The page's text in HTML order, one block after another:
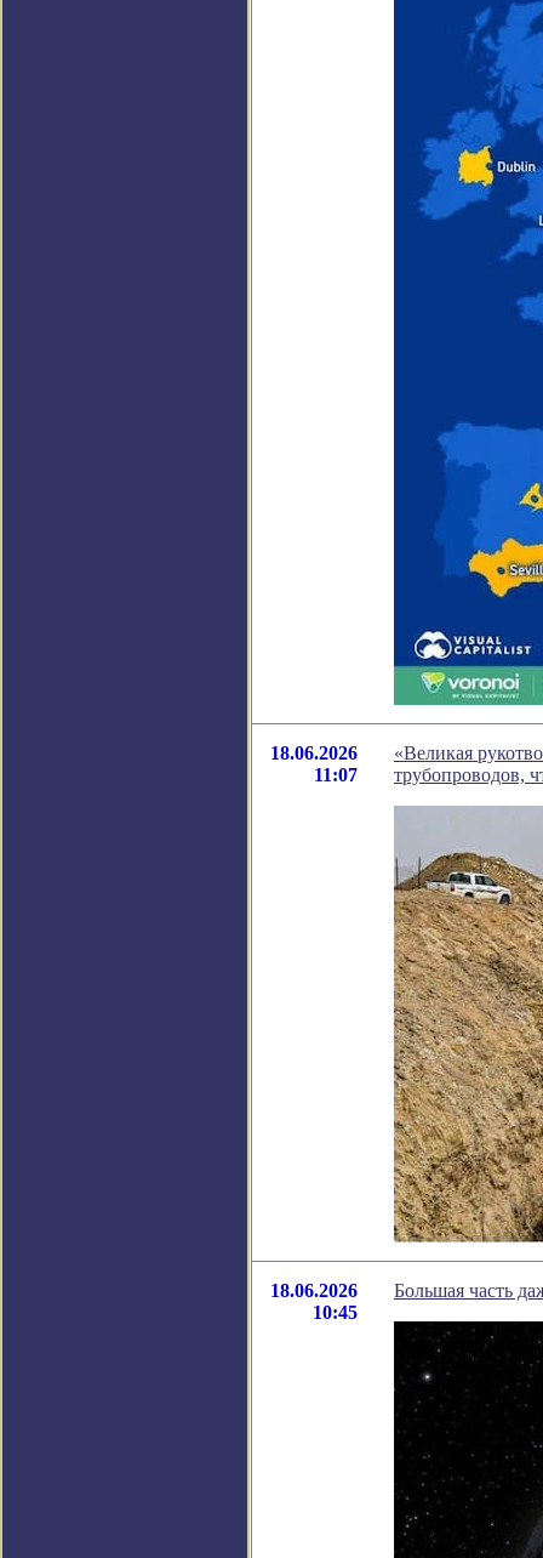
18.06.2026
11:07
«Великая
трубопроводов,
18.06.2026
10:45
Большая часть